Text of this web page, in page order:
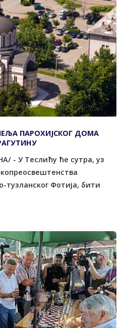
ПАРОХИЈСКОГ ДОМА
- У Теслићу ће сутра, уз
тузланског Фотија, бити